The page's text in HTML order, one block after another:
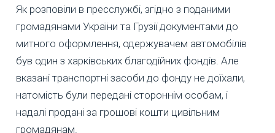
Як розповіли в пресслужбі, згідно з поданими
громадянами України та Грузії документами до
митного оформлення, одержувачем автомобілів
був один з харківських благодійних фондів. Але
вказані транспортні засоби до фонду не доїхали,
натомість були передані стороннім особам, і
надалі продані за грошові кошти цивільним
громадянам.